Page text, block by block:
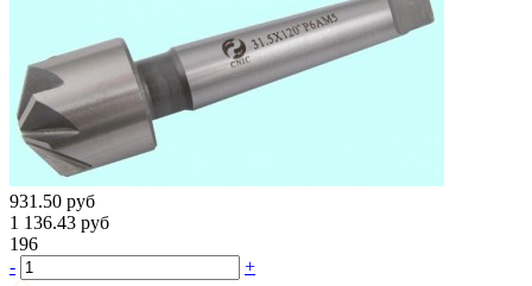
931.50 руб
1 136.43 руб
196
-
+